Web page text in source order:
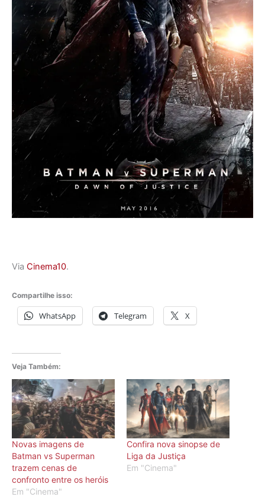
Via Cinema10.
Compartilhe isso:
WhatsApp Telegram X
Veja Também:
Novas imagens de
Batman vs Superman
trazem cenas de
confronto entre os heróis
Em "Cinema"
Confira nova sinopse de
Liga da Justiça
Em "Cinema"